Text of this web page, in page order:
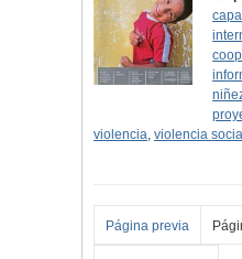
violencia, violencia social
Página previa